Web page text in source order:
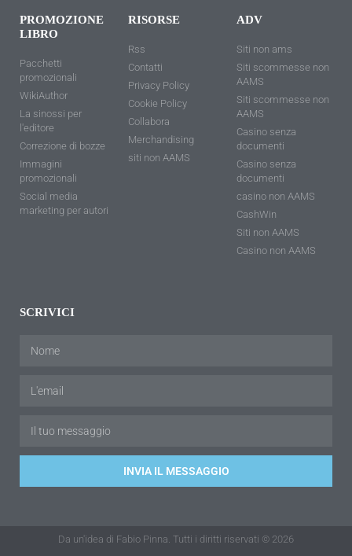
PROMOZIONE
LIBRO
Pacchetti
promozionali
WikiAuthor
La sinossi per
l'editore
Correzione di bozze
Immagini
promozionali
Social media
marketing per autori
RISORSE
Rss
Contatti
Privacy Policy
Cookie Policy
Collabora
Merchandising
siti non AAMS
ADV
Siti non ams
Siti scommesse non
AAMS
Siti scommesse non
AAMS
Casino senza
documenti
Casino senza
documenti
casino non AAMS
CashWin
Siti non AAMS
Casino non AAMS
SCRIVICI
INVIA IL MESSAGGIO
Da un'idea di Fabio Pinna. Tutti i diritti riservati © 2026